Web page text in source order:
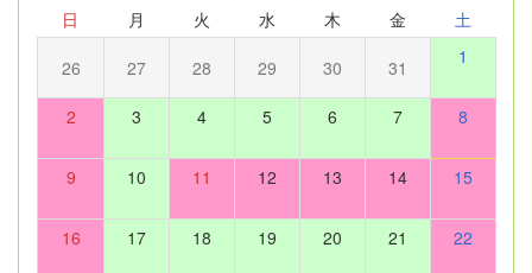
日 月 火 水 木 金 土
26 27 28 29 30 31 1
2 3 4 5 6 7 8
9 10 11 12 13 14 15
16 17 18 19 20 21 22